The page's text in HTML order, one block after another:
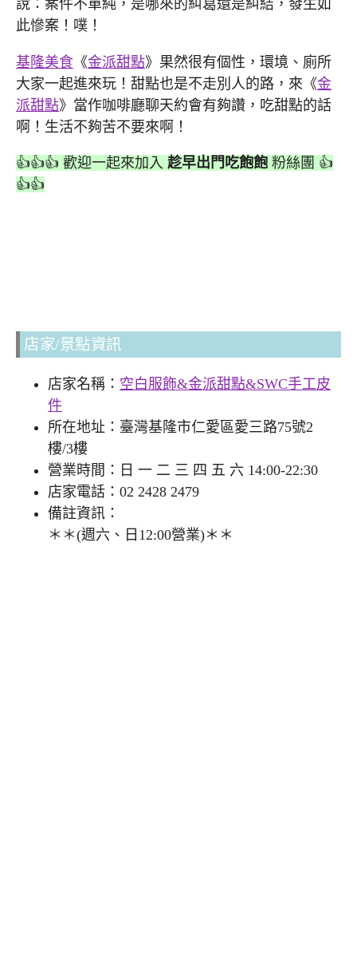
說：案件不單純，是哪來的糾葛還是糾結，發生如
此慘案！噗！
基隆美食 《金派甜點》果然很有個性，環境、廁所
大家一起進來玩！甜點也是不走別人的路，來《金
派甜點》當作咖啡廳聊天約會有夠讚，吃甜點的話
啊！生活不夠苦不要來啊！
👍👍👍 歡迎一起來加入 趁早出門吃飽飽 粉絲團 👍
👍👍
店家/景點資訊
店家名稱： 空白服飾&金派甜點&SWC手工皮
件
所在地址：臺灣基隆市仁愛區愛三路75號2
樓/3樓
營業時間：日 一 二 三 四 五 六 14:00-22:30
店家電話：02 2428 2479
備註資訊：
＊＊(週六、日12:00營業)＊＊